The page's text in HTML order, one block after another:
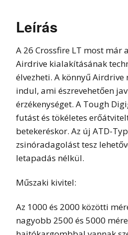
Leírás
A 26 Crossfire LT most már
Airdrive kialakításának
élvezheti. A könnyű
indul, ami észrevehetően
érzékenységet. A Tough
futást és tökéletes
betekeréskor. Az új ATD-
zsinóradagolást tesz
letapadás nélkül.
Műszaki kivitel:
Az 1000 és 2000 közötti
nagyobb 2500 és 5000